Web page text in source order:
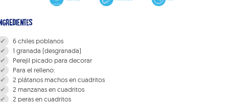
6 chiles poblanos
1 granada (desgranada)
Perejil picado para decorar
Para el relleno:
2 plátanos machos en cuadritos
2 manzanas en cuadritos
2 peras en cuadritos